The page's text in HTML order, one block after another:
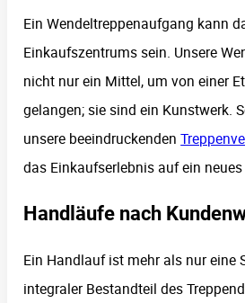
Ein Wendeltreppenaufgang kann
Einkaufszentrums sein. Unsere
nicht nur ein Mittel, um von einer
gelangen; sie sind ein Kunstwerk.
unsere beeindruckenden
das Einkaufserlebnis auf ein
Handläufe nach
Ein Handlauf ist mehr als nur eine
integraler Bestandteil des